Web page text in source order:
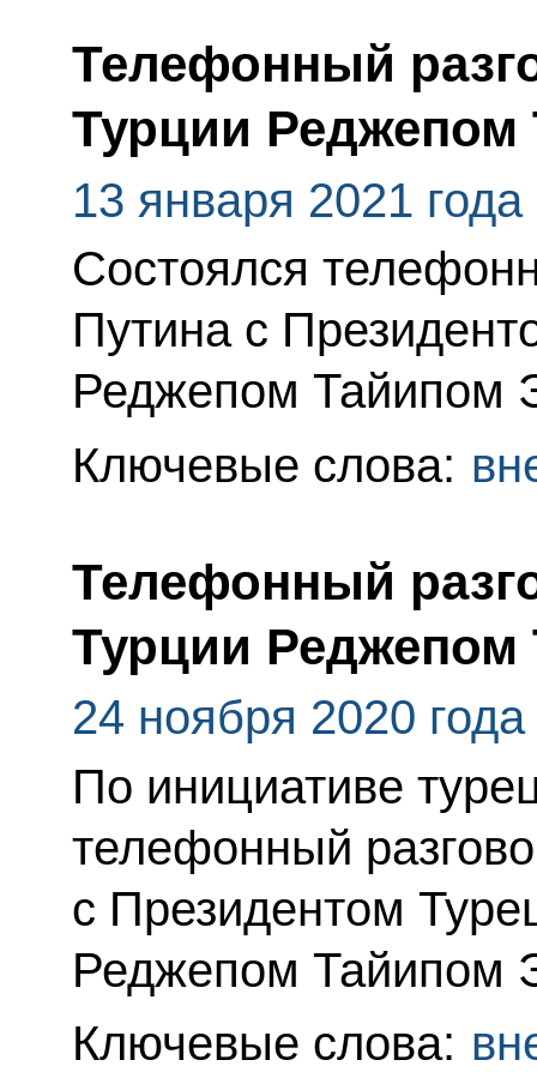
Телефонный
Турции
13 января 2021 года
Состоялся
Путина с
Реджепом Тайипом
Ключевые слова:
Телефонный
Турции
24 ноября 2020 года
По инициативе
телефонный
с Президентом
Реджепом Тайипом
Ключевые слова: